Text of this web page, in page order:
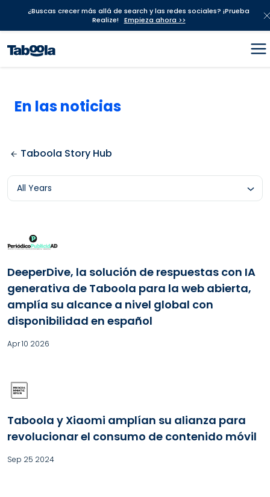
¿Buscas crecer más allá de search y las redes sociales? ¡Prueba
Realize! Empieza ahora >>
En las noticias
Taboola Story Hub
All Years
DeeperDive, la solución de respuestas con IA
generativa de Taboola para la web abierta,
amplía su alcance a nivel global con
disponibilidad en español
Apr 10 2026
Taboola y Xiaomi amplían su alianza para
revolucionar el consumo de contenido móvil
Sep 25 2024